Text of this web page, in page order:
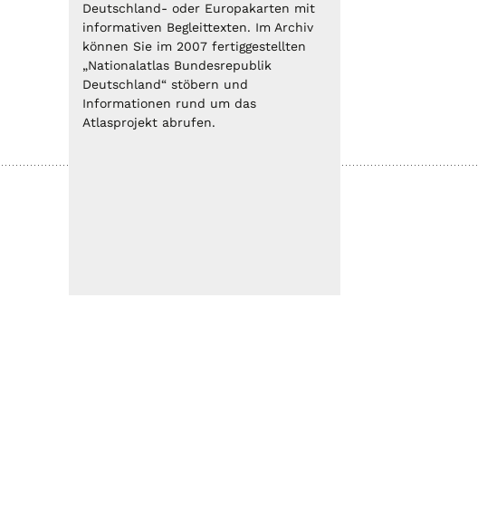
Deutschland- oder Europakarten mit
informativen Begleittexten. Im Archiv
können Sie im 2007 fertiggestellten
„Nationalatlas Bundesrepublik
Deutschland“ stöbern und
Informationen rund um das
Atlasprojekt abrufen.